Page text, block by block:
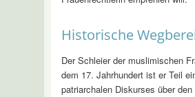
Historische
Der Schleier der muslimischen
dem 17. Jahrhundert ist er Teil
patriarchalen Diskurses über